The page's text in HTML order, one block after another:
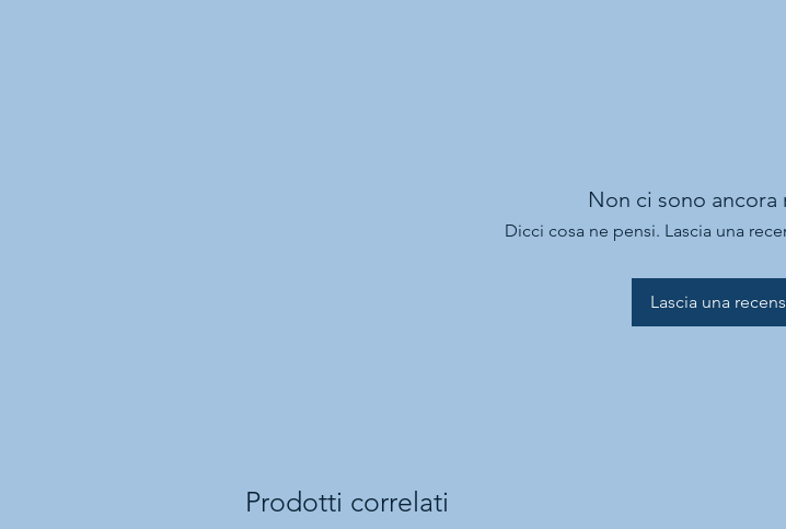
Non ci sono ancora
Dicci cosa ne pensi. Lascia una
Lascia una
Prodotti correlati